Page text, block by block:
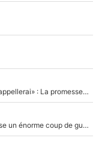
Mercato - OM - «Dès que je prends un club, je t’appellerai» : La promesse de Marcelino au moment de claquer la porte
Victime de racisme contre Murray, Kyrgios pousse un énorme coup de gueule !